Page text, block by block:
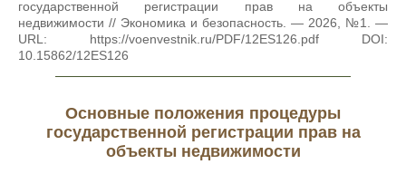
государственной регистрации прав на объекты
недвижимости // Экономика и безопасность. — 2026, №1. —
URL: https://voenvestnik.ru/PDF/12ES126.pdf DOI:
10.15862/12ES126
Основные положения процедуры
государственной регистрации прав на
объекты недвижимости